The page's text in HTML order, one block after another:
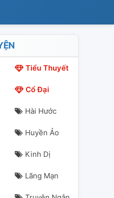
Tiểu Thuyết
Cổ Đại
Hài Hước
Huyền Ảo
Kinh Dị
Lãng Mạn